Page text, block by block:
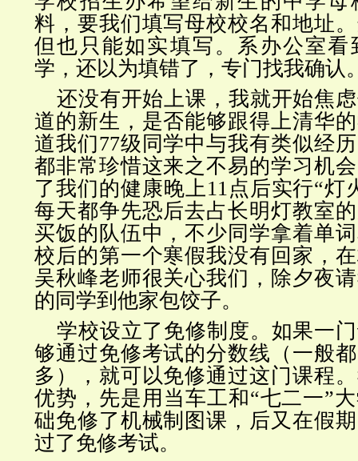
料，要我们填写母校校名和地址
但也只能如实填写。系办公室看
学，还以为填错了，专门找我确认
还没有开始上课，我就开始焦
道的新生，是否能够跟得上清华
道我们77级同学中与我有类似经
都非常珍惜这来之不易的学习机
了我们的健康晚上11点后实行“灯
每天都争先恐后去占长明灯教室
买饭的队伍中，不少同学拿着单
校后的第一个寒假我没有回家，
吴秋峰老师很关心我们，除夕夜
的同学到他家包饺子。
学校设立了免修制度。如果一
够通过免修考试的分数线（一般
多），就可以免修通过这门课程
优势，先是用当车工和“七二一”
础免修了机械制图课，后又在假
过了免修考试。